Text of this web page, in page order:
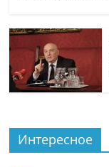
Интересное